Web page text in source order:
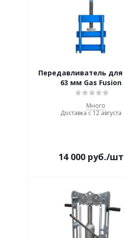
Передавливатель для
63 мм Gas Fusion
Много
Доставка с 12 августа
14 000 руб./шт